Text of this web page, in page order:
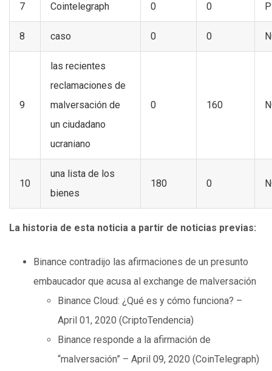
7 Cointelegraph 0 0
8 caso 0 0
9
las recientes
reclamaciones de
malversación de
un ciudadano
ucraniano
0 160
10
una lista de los
bienes
180 0
La historia de esta noticia a partir de noticias previas:
Binance contradijo las afirmaciones de un presunto
embaucador que acusa al exchange de malversación
Binance Cloud: ¿Qué es y cómo funciona? –
April 01, 2020 (CriptoTendencia)
Binance responde a la afirmación de
“malversación” – April 09, 2020 (CoinTelegraph)